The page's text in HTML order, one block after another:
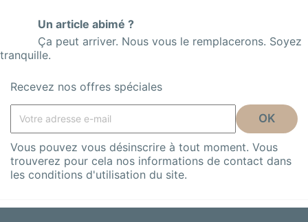
Un article abimé ?
Ça peut arriver. Nous vous le remplacerons. Soyez
tranquille.
Recevez nos offres spéciales
Vous pouvez vous désinscrire à tout moment. Vous
trouverez pour cela nos informations de contact dans
les conditions d'utilisation du site.